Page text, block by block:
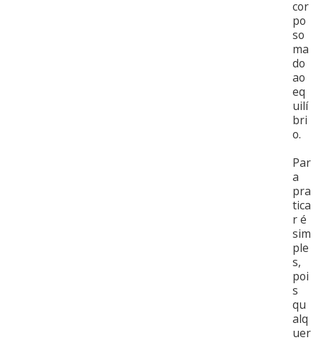
cor
po
so
ma
do
ao
eq
uilí
bri
o.
Par
a
pra
tica
r é
sim
ple
s,
poi
s
qu
alq
uer